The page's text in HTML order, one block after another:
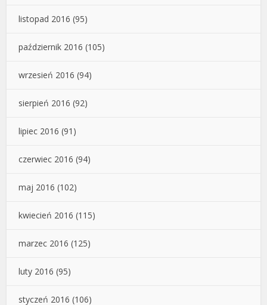
listopad 2016 (95)
październik 2016 (105)
wrzesień 2016 (94)
sierpień 2016 (92)
lipiec 2016 (91)
czerwiec 2016 (94)
maj 2016 (102)
kwiecień 2016 (115)
marzec 2016 (125)
luty 2016 (95)
styczeń 2016 (106)